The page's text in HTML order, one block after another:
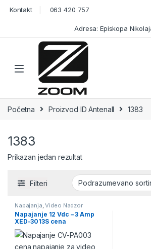
Skip to navigation
Skip to content
Kontakt 063 420 757
Adresa: Episkopa
Open
Početna Proizvod ID Antenall 1383
1383
Prikazan jedan rezultat
Filteri
Napajanja ,Video Nadzor
Napajanje 12 Vdc – 3 Amp
XED-3013S cena